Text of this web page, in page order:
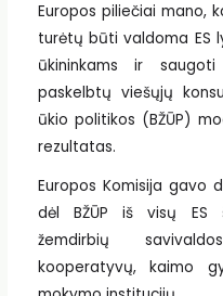
Europos piliečiai mano,
turėtų būti valdoma ES
ūkininkams ir
paskelbtų viešųjų
ūkio politikos (BŽŪP)
rezultatas.
Europos Komisija gavo
dėl BŽŪP iš visų ES
žemdirbių
kooperatyvų, kaimo